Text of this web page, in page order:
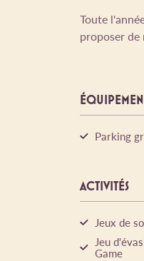
Toute
proposer de
Parking
ACTIVITÉS
Jeux de
Jeu
Game